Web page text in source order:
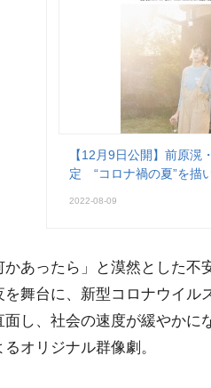
【12月9日公開】前原
定 “コロナ禍の夏”を
2022-08-09
かあったら」と漠然とした
を舞台に、新型コロナウイル
面し、社会の速度が緩やかに
るオリジナル群像劇。